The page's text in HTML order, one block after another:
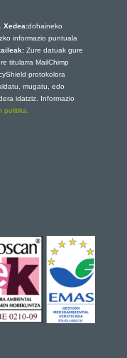
Xedea:dohaineko
informazio puntuala
Zure datuak gure
titularra MailChimp
protokolora
mugatu, edo
idatziz. Informazio
politika.